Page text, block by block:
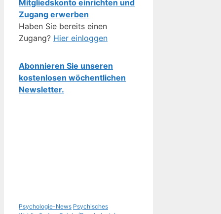
Mitgliedskonto einrichten und
Zugang erwerben
Haben Sie bereits einen
Zugang? Hier einloggen
Abonnieren Sie unseren
kostenlosen wöchentlichen
Newsletter.
Kategorien
Psychologie-News Schlagwörter
Psychisches